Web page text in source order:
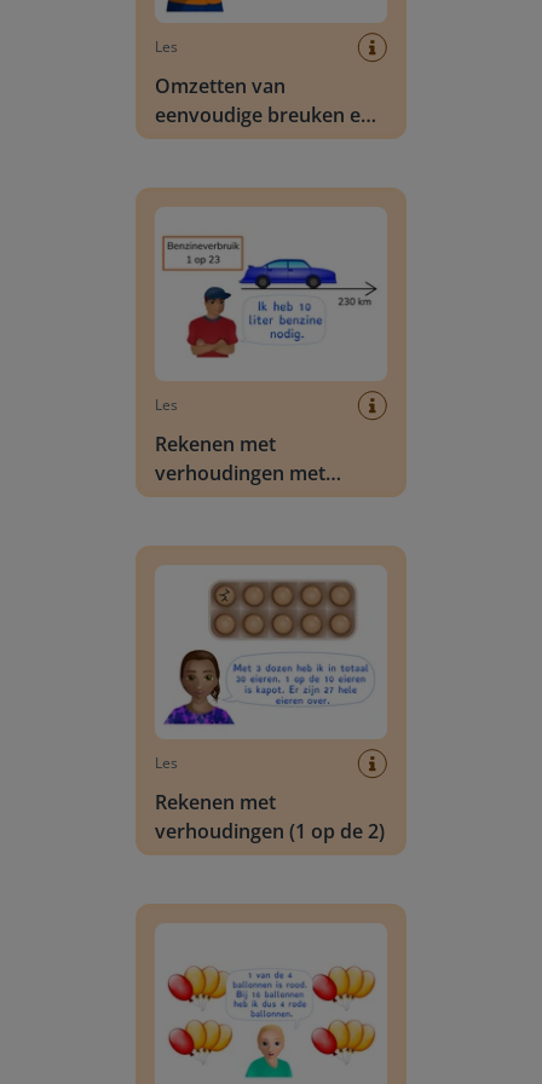
Les
Omzetten van
eenvoudige breuken en
kommagetallen
Les
Rekenen met
verhoudingen met
benzineverbruik
Les
Rekenen met
verhoudingen (1 op de 2)